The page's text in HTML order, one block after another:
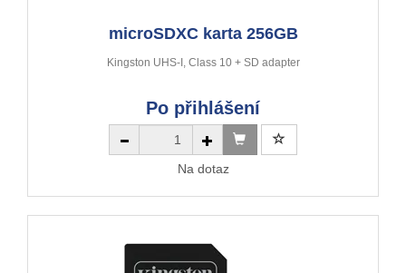
microSDXC karta 256GB
Kingston UHS-I, Class 10 + SD adapter
Po přihlášení
Na dotaz